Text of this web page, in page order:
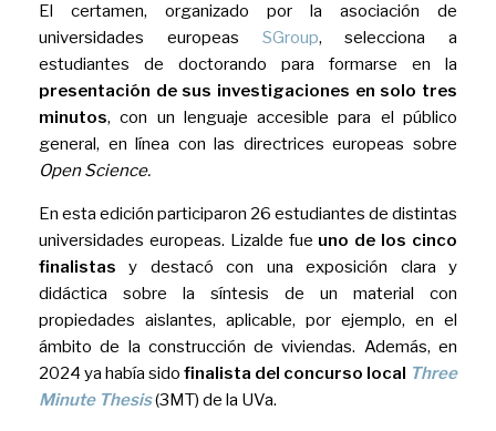
El certamen, organizado por la asociación de
universidades europeas SGroup, selecciona a
estudiantes de doctorando para formarse en la
presentación de sus investigaciones en solo tres
minutos, con un lenguaje accesible para el público
general, en línea con las directrices europeas sobre
Open Science.
En esta edición participaron 26 estudiantes de distintas
universidades europeas. Lizalde fue uno de los cinco
finalistas y destacó con una exposición clara y
didáctica sobre la síntesis de un material con
propiedades aislantes, aplicable, por ejemplo, en el
ámbito de la construcción de viviendas. Además, en
2024 ya había sido finalista del concurso local Three
Minute Thesis(3MT) de la UVa.